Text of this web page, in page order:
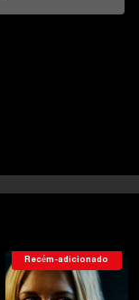
Recém-adicionado